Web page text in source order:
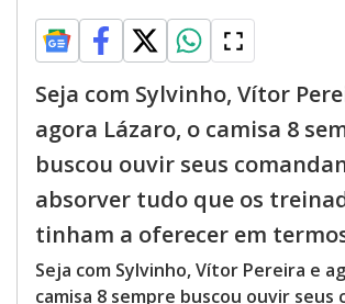
Seja com Sylvinho, Vítor
agora Lázaro, o camisa 8
buscou ouvir seus
absorver tudo que os
tinham a oferecer em
Seja com Sylvinho, Vítor Pereira e
camisa 8 sempre buscou ouvir seus